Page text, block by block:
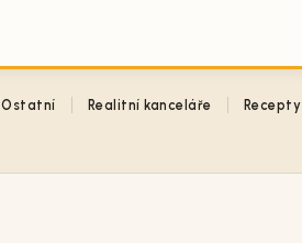
Ostatní Realitní kanceláře Recepty